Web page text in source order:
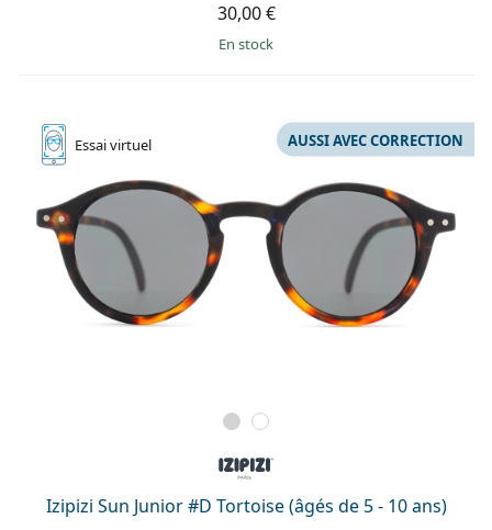
30,00 €
en stock
Essaivirtuel
Izipizi Sun Junior #D Tortoise (âgés de 5 - 10 ans)
AUSSI AVEC CORRECTION